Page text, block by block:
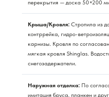
перекрытия — доска 50×200
Крыша/Кровля: Стропила из
контррейка, гидро-
карнизы. Кровля по
мягкая кровля Shinglas.
снегозадержатели.
Наружная отделка: По
имитация бруса, планкен и